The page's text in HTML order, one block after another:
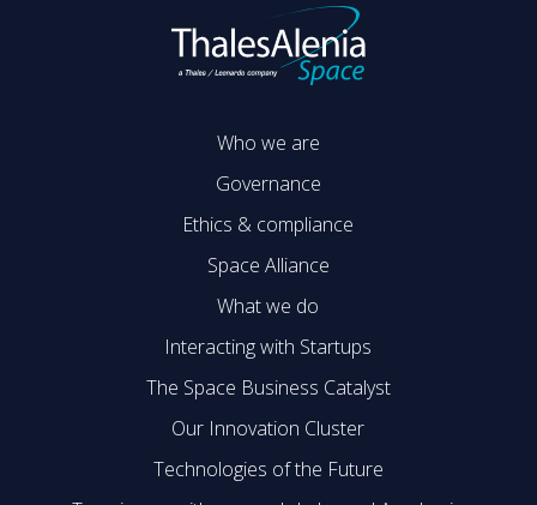
Who we are
Governance
Ethics & compliance
Space Alliance
What we do
Interacting with Startups
The Space Business Catalyst
Our Innovation Cluster
Technologies of the Future